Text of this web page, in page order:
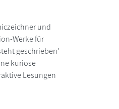
und
Werke für
geschrieben'
kuriose
Lesungen